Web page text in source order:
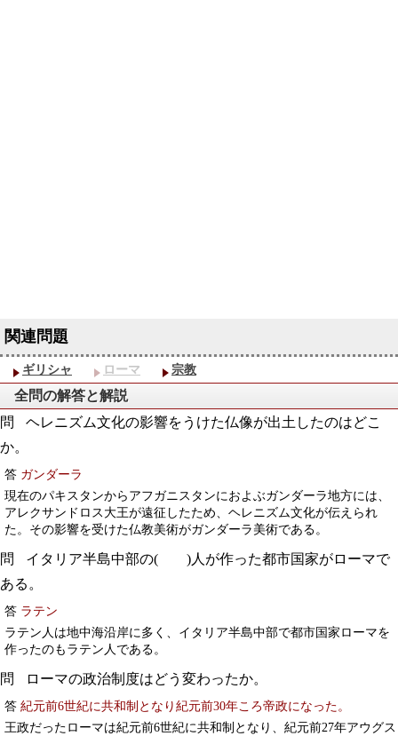
ギリシャ ローマ 宗教
全問の解答と解説
ヘレニズム文化の影響をうけた仏像が出土したのはどこ
か。
答 ガンダーラ
現在のパキスタンからアフガニスタンにおよぶガンダーラ地方には、
アレクサンドロス大王が遠征したため、ヘレニズム文化が伝えられ
た。その影響を受けた仏教美術がガンダーラ美術である。
イタリア半島中部の( )人が作った都市国家がローマで
ある。
答 ラテン
ラテン人は地中海沿岸に多く、イタリア半島中部で都市国家ローマを
作ったのもラテン人である。
ローマの政治制度はどう変わったか。
答 紀元前6世紀に共和制となり紀元前30年ころ帝政になった。
王政だったローマは紀元前6世紀に共和制となり、紀元前27年アウグス